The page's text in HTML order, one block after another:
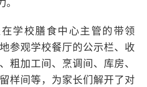
学校膳食中心主管的带领
参观学校餐厅的公示栏、收
粗加工间、烹调间、库房、
样间等，为家长们解开了对